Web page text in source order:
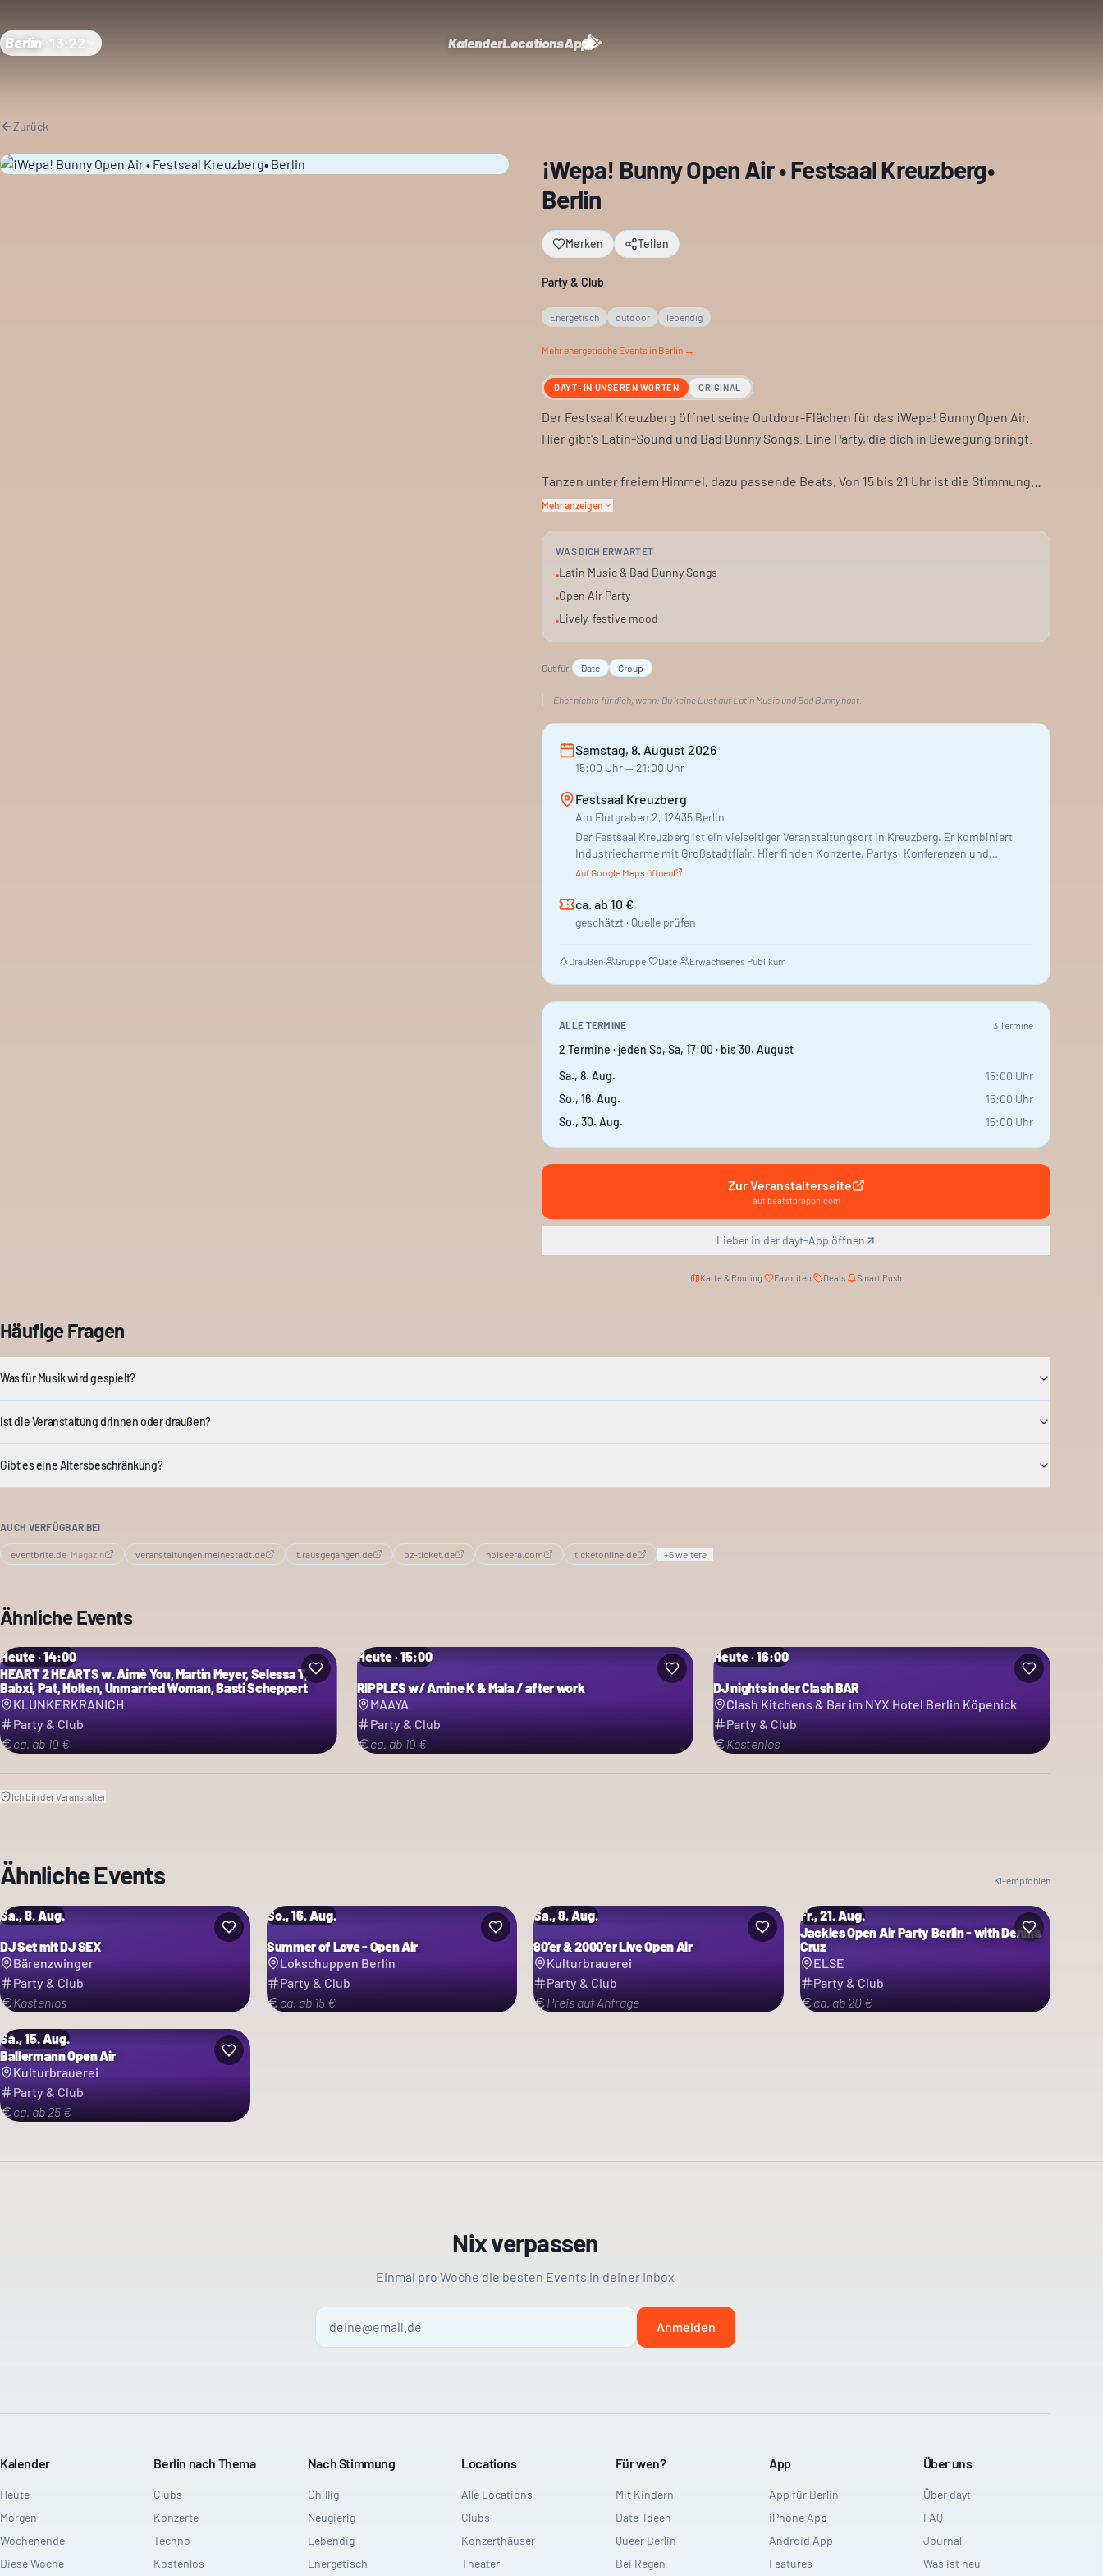
Berlin· 13:22 KalenderLocationsApp
Zurück
¡Wepa! Bunny Open Air • Festsaal Kreuzberg•
Berlin
Merken Teilen
Party & Club
Energetisch outdoor lebendig
Mehrenergetische Events in Berlin →
DAYT · IN UNSEREN WORTEN ORIGINAL
Der Festsaal Kreuzberg öffnet seine Outdoor-Flächen für das ¡Wepa! Bunny Open Air.
Hier gibt's Latin-Sound und Bad Bunny Songs. Eine Party, die dich in Bewegung bringt.
Tanzen unter freiem Himmel, dazu passende Beats. Von 15 bis 21 Uhr ist die Stimmung
garantiert. Ein Nachmittag, der in den Abend übergeht.
Kreuzberg liefert die Kulisse, die Musik den Rest. Wer auf Latin-Rhythmen steht, ist hier
richtig. Einfach vorbeikommen und mitfeiern.
Mehr anzeigen
WAS DICH ERWARTET
•Latin Music & Bad Bunny Songs
•Open Air Party
•Lively, festive mood
Gut für Date Group
Eher nichts für dich, wenn: Du keine Lust auf Latin Music und Bad Bunny hast.
Samstag, 8. August 2026
15:00 Uhr— 21:00 Uhr
Festsaal Kreuzberg
Am Flutgraben 2, 12435 Berlin
Der Festsaal Kreuzberg ist ein vielseitiger Veranstaltungsort in Kreuzberg. Er kombiniert
Industriecharme mit Großstadtflair. Hier finden Konzerte, Partys, Konferenzen und
Firmenevents statt. Verschiedene Räume wie Kaminzimmer, Ostflügel, Biergarten,
Sitzmöglichkeiten, Getränke gibt es zu moderaten Preisen. Speisen werden vor Ort nicht
angeboten. Manchmal kann es eng werden.
Auf Google Maps öffnen
ca. ab 10 €
geschätzt · Quelle prüfen
Draußen· Gruppe· Date· Erwachsenes Publikum
ALLE TERMINE 3Termine
2 Termine · jeden So, Sa, 17:00 · bis 30. August
Sa., 8. Aug.
15:00 Uhr
So., 16. Aug.
15:00 Uhr
So., 30. Aug.
15:00 Uhr
Zur Veranstalterseite
auf beatstorapon.com
Lieber in der dayt-App öffnen
Karte & Routing Favoriten Deals Smart Push
Häufige Fragen
Was für Musik wird gespielt?
Ist die Veranstaltung drinnen oder draußen?
Gibt es eine Altersbeschränkung?
AUCH VERFÜGBAR BEI
eventbrite.de· Magazin veranstaltungen.meinestadt.de t.rausgegangen.de bz-ticket.de noiseera.com ticketonline.de +6weitere
Ähnliche Events
Heute · 14:00
HEART 2 HEARTS w. Aimè You, Martin Meyer, Selessa T,
Babxi, Pat, Holten, Unmarried Woman, Basti Scheppert
KLUNKERKRANICH
Party & Club
ca. ab 10 €
Heute · 15:00
RIPPLES w/ Amine K & Mala / after work
MAAYA
Party & Club
ca. ab 10 €
Heute · 16:00
DJ nights in der Clash BAR
Clash Kitchens & Bar im NYX Hotel Berlin Köpenick
Party & Club
Kostenlos
Ich bin der Veranstalter
Ähnliche Events KI-empfohlen
Sa., 8. Aug.
DJ Set mit DJ SEX
Bärenzwinger
Party & Club
Kostenlos
So., 16. Aug.
Summer of Love - Open Air
Lokschuppen Berlin
Party & Club
ca. ab 15 €
Sa., 8. Aug.
90’er & 2000’er Live Open Air
Kulturbrauerei
Party & Club
Preis auf Anfrage
Fr., 21. Aug.
Jackies Open Air Party Berlin - with Dennis
Cruz
ELSE
Party & Club
ca. ab 20 €
Sa., 15. Aug.
Ballermann Open Air
Kulturbrauerei
Party & Club
ca. ab 25 €
Nix verpassen
Einmal pro Woche die besten Events in deiner Inbox
Anmelden
Kalender
Heute
Morgen
Wochenende
Diese Woche
Berlin nach Thema
Clubs
Konzerte
Techno
Kostenlos
Nach Stimmung
Chillig
Neugierig
Lebendig
Energetisch
Locations
Alle Locations
Clubs
Konzerthäuser
Theater
Für wen?
Mit Kindern
Date-Ideen
Queer Berlin
Bei Regen
App
App für Berlin
iPhone App
Android App
Features
Über uns
Über dayt
FAQ
Journal
Was ist neu